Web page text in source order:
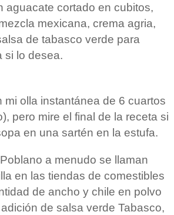
aguacate cortado en cubitos,
mexicana, crema agria,
de tabasco verde para
si lo desea.
mi olla instantánea de 6 cuartos
pero mire el final de la receta si
en una sartén en la estufa.
a menudo se llaman
en las tiendas de comestibles
de ancho y chile en polvo
de salsa verde Tabasco,